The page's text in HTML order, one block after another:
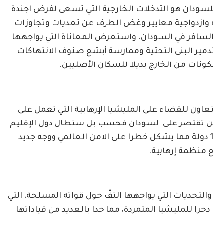
هو التدخلات الخارجية التي تسعى لفرض اجندة
وازدواجية معايير وغض الطرف عن تعديات وتجاوزات
في السودان. واستعرض المعاناة التي يواجهها
البنى التحتية وممارسة أبشع صنوف الانتهاكات
من الخارج بديلا للسكان الأصليين.
للقضاء على المليشيا الإرهابية التي تعمل على
لن تقتصر على السودان فحسب بل ستطال دول الإقليم
خاصة وانها تستجلب المرتزقة من اكثر من 17 دولة مما يشكل خطرا على الامن العالمي ووجه جديد
منظمة إرهابية.
التي يواجهها التفّ حول قواته المسلحة، التي
للمليشيا المتمردة، مما حدا بالعديد من قياداتها